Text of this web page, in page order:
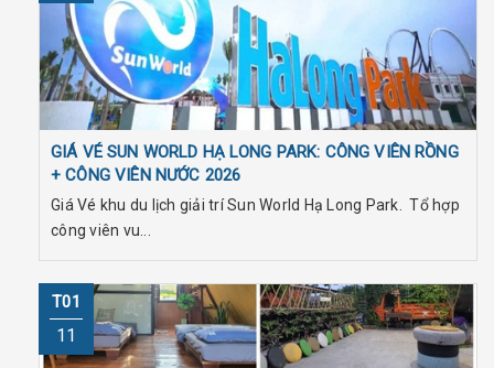
GIÁ VÉ SUN WORLD HẠ LONG PARK: CÔNG VIÊN RỒNG
+ CÔNG VIÊN NƯỚC 2026
Giá Vé khu du lịch giải trí Sun World Hạ Long Park. Tổ hợp
công viên vu...
T01
11